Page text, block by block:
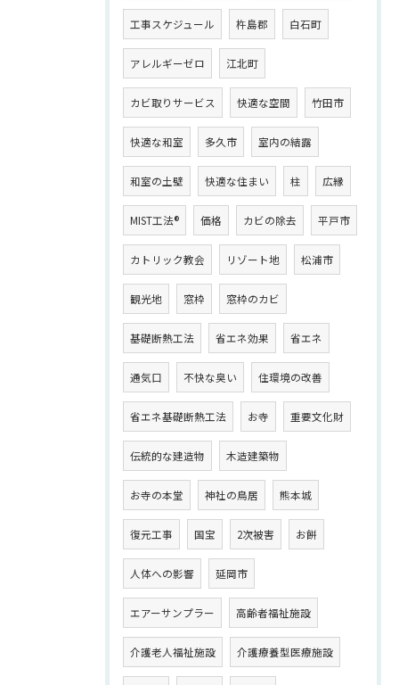
工事スケジュール 杵島郡 白石町
アレルギーゼロ 江北町
カビ取りサービス 快適な空間 竹田市
快適な和室 多久市 室内の結露
和室の土壁 快適な住まい 柱 広縁
MIST工法® 価格 カビの除去 平戸市
カトリック教会 リゾート地 松浦市
観光地 窓枠 窓枠のカビ
基礎断熱工法 省エネ効果 省エネ
通気口 不快な臭い 住環境の改善
省エネ基礎断熱工法 お寺 重要文化財
伝統的な建造物 木造建築物
お寺の本堂 神社の鳥居 熊本城
復元工事 国宝 2次被害 お餅
人体への影響 延岡市
エアーサンプラー 高齢者福祉施設
介護老人福祉施設 介護療養型医療施設